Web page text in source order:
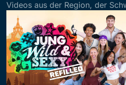
Videos aus der Region, der